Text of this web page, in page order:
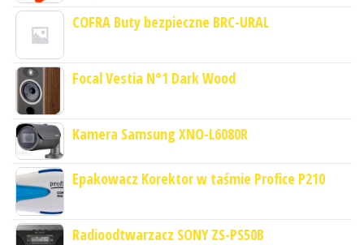
COFRA Buty bezpieczne BRC-URAL
Focal Vestia N°1 Dark Wood
Kamera Samsung XNO-L6080R
Epakowacz Korektor w taśmie Profice P210
Radioodtwarzacz SONY ZS-PS50B